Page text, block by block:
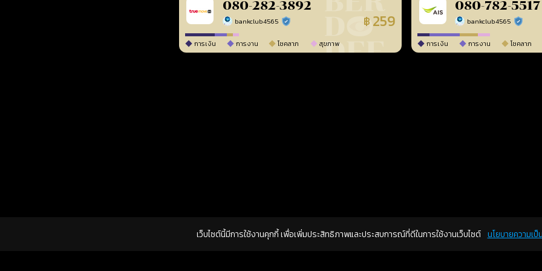
080-282-3892
bankclub4565 ร้านยืนยันแล้ว ฿ 259
การเงิน การงาน โชคลาภ สุขภาพ
080-782-5517
bankclub4565 ร้านยืนยัน
การเงิน การงาน โชคลาภ
เว็บไซต์นี้มีการใช้งานคุกกี้ เพื่อเพิ่มประสิทธิภาพและประสบการณ์ที่ดีในการใช้งานเว็บไซต์ นโยบายความเ